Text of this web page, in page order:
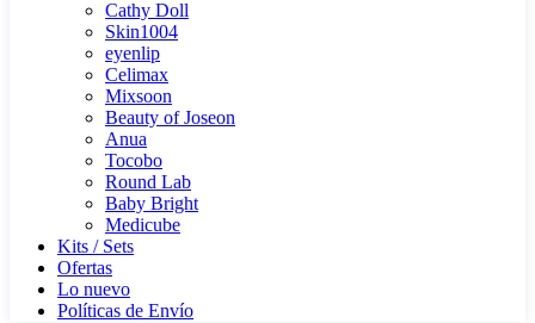
Cathy Doll
Skin1004
eyenlip
Celimax
Mixsoon
Beauty of Joseon
Anua
Tocobo
Round Lab
Baby Bright
Medicube
Kits / Sets
Ofertas
Lo nuevo
Políticas de Envío